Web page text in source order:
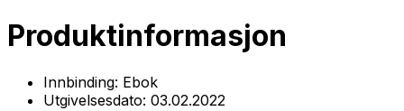
Produktinformasjon
Innbinding: Ebok
Utgivelsesdato: 03.02.2022